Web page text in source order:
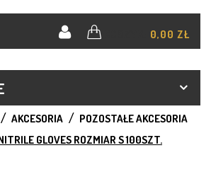
0,00 ZŁ
AKCESORIA
POZOSTAŁE AKCESORIA
GLOVES ROZMIAR S 100SZT.